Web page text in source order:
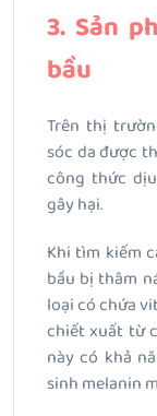
3. Sản
bầu
Trên thị
sóc da được
công thức
gây hại.
Khi tìm kiếm
bầu bị thâm
loại có chứa
chiết xuất từ
này có khả
sinh melanin